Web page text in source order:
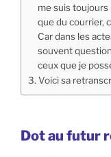
me suis toujours
que du courrier,
Car dans les
souvent
ceux que je
Voici sa
Dot au futur